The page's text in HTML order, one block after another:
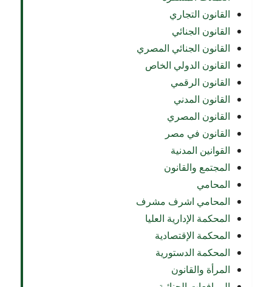
القانون التجاري
القانون الجنائي
القانون الجنائي المصري
القانون الدولي الخاص
القانون الرقمي
القانون المدني
القانون المصري
القانون في مصر
القوانين المدنية
المجتمع والقانون
المحامي
المحامي اشرف مشرف
المحكمة الإدارية العليا
المحكمة الإقتصادية
المحكمة الدستورية
المرأة والقانون